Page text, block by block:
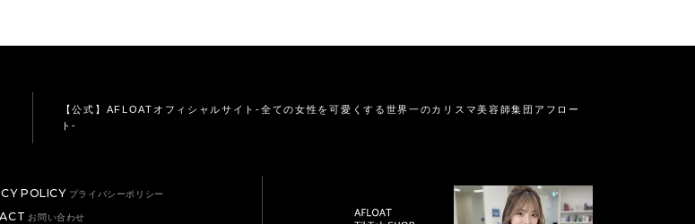
【公式】AFLOATオフィシャルサイト-全ての女性を可愛くする 世界一のカリスマ美容師集団アフロー
ト-
POLICY プライバシーポリシー
お問い合わせ